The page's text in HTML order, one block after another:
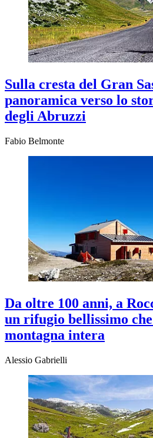
Sulla cresta del Gran
panoramica verso lo
degli Abruzzi
Fabio Belmonte
Da oltre 100 anni, a
un rifugio bellissimo
montagna intera
Alessio Gabrielli